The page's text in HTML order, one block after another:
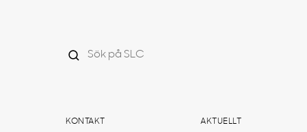
KONTAKT AKTUELLT